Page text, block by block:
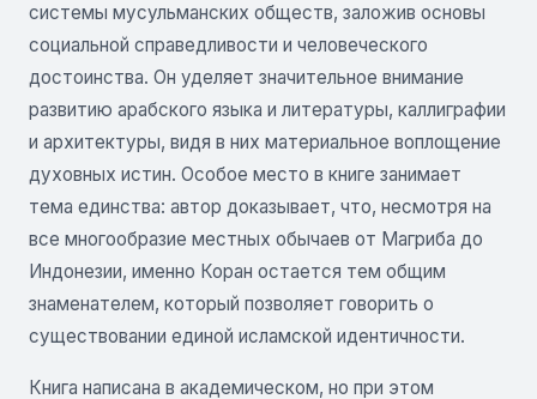
системы мусульманских обществ, заложив основы
социальной справедливости и человеческого
достоинства. Он уделяет значительное внимание
развитию арабского языка и литературы, каллиграфии
и архитектуры, видя в них материальное воплощение
духовных истин. Особое место в книге занимает
тема единства: автор доказывает, что, несмотря на
все многообразие местных обычаев от Магриба до
Индонезии, именно Коран остается тем общим
знаменателем, который позволяет говорить о
существовании единой исламской идентичности.
Книга написана в академическом, но при этом